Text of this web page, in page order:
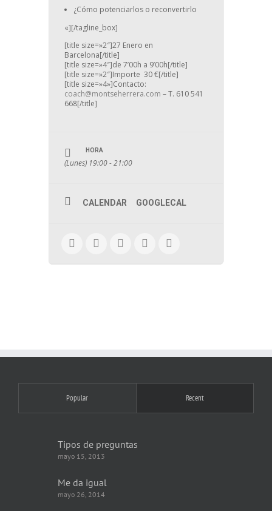
¿Cómo potenciarlos o reconvertirlo
«][/tagline_box]
[title size=»2″]27 Enero en
Barcelona[/title]
[title size=»4″]de 7’00h a 9’00h[/title]
[title size=»2″]Importe 30 €[/title]
[title size=»4»]Contacto:
coach@montseherrera.com – T. 610 541
668[/title]
HORA
(Lunes) 19:00 - 21:00
CALENDAR GOOGLECAL
Popular Recent
Tipos de preguntas
mayo 15, 2013
Me da igual
mayo 26, 2014